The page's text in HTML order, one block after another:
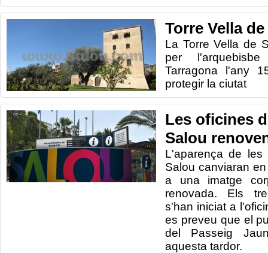
Torre Vella
La Torre Vella de
per
Tarragona l'any
protegir la ciutat
Les oficines
Salou
L'aparença de les
Salou canviaran
a una imatge
renovada. Els
s'han iniciat a
es preveu que el
del Passeig
aquesta tardor.